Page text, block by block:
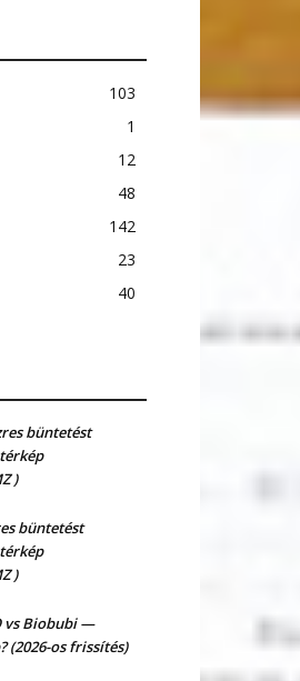
103
1
12
48
142
23
40
büntetést
)
büntetést
)
vs Biobubi —
(2026-os frissítés)